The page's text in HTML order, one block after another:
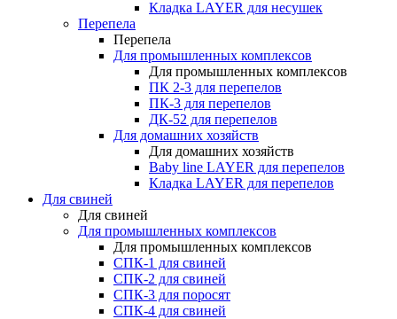
Кладка LAYER для несушек
Перепела
Перепела
Для промышленных комплексов
Для промышленных комплексов
ПК 2-3 для перепелов
ПК-3 для перепелов
ДК-52 для перепелов
Для домашних хозяйств
Для домашних хозяйств
Baby line LAYER для перепелов
Кладка LAYER для перепелов
Для свиней
Для свиней
Для промышленных комплексов
Для промышленных комплексов
СПК-1 для свиней
СПК-2 для свиней
СПК-3 для поросят
СПК-4 для свиней